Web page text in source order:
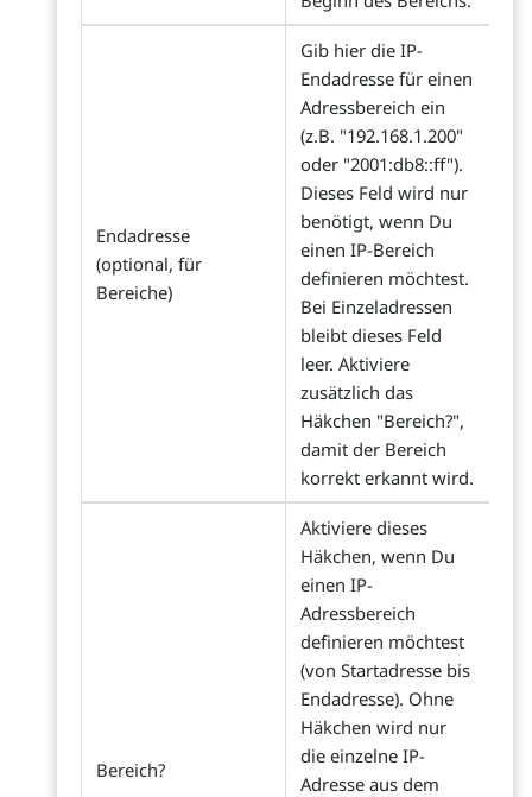
Endadresse
(optional, für
Bereiche)
Gib hier die IP-
Endadresse für einen
Adressbereich ein
(z.B. "192.168.1.200"
oder "2001:db8::ff").
Dieses Feld wird nur
benötigt, wenn Du
einen IP-Bereich
definieren möchtest.
Bei Einzeladressen
bleibt dieses Feld
leer. Aktiviere
zusätzlich das
Häkchen "Bereich?",
damit der Bereich
korrekt erkannt wird.
Bereich?
Aktiviere dieses
Häkchen, wenn Du
einen IP-
Adressbereich
definieren möchtest
(von Startadresse bis
Endadresse). Ohne
Häkchen wird nur
die einzelne IP-
Adresse aus dem